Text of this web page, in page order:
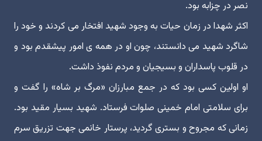
نصر در چزابه بود.
اکثر شهدا در زمان حیات به وجود شهید افتخار می کردند و خود را
شاگرد شهید می دانستند، چون او در همه ی امور پیشقدم بود و
در قلوب پاسداران و بسیجیان و مردم نفوذ داشت.
او اولین کسی بود که در جمع مبارزان «مرگ بر شاه» را گفت و
برای سلامتی امام خمینی صلوات فرستاد. شهید بسیار مقید بود.
زمانی که مجروح و بستری گردید، پرستار خانمی جهت تزریق سرم